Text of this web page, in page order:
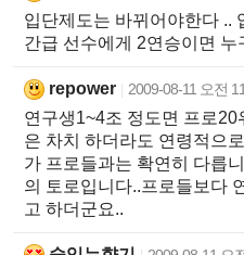
입단제도는 바뀌어야한다 ..
간급 선수에게 2연승이면
repower 2009-08-11 오전
연구생1~4조 정도면 프로
은 차치 하더라도 연령적으
가 프로들과는 확연히 다릅
의 토로입니다..프로들보다
고 하더군요..